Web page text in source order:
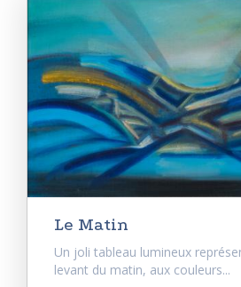
Le Matin
Un joli tableau lumineux
levant du matin, aux couleurs...